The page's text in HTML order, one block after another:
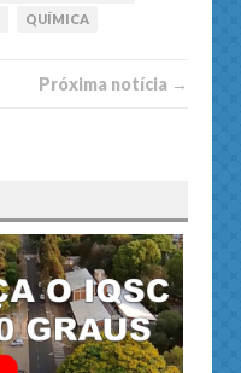
QUÍMICA
Próxima notí­­cia →